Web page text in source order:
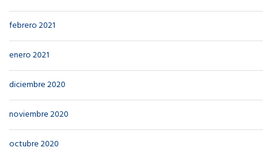
febrero 2021
enero 2021
diciembre 2020
noviembre 2020
octubre 2020